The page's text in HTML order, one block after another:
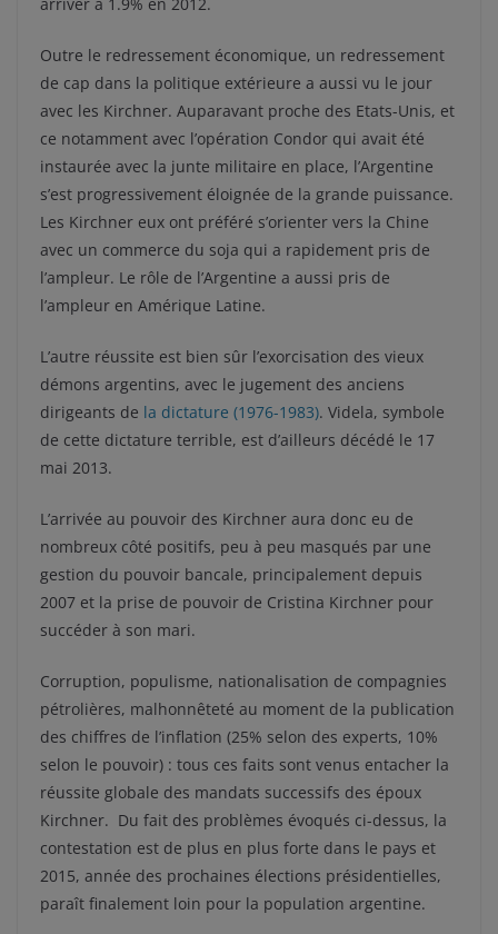
Outre le redressement économique, un redressement
de cap dans la politique extérieure a aussi vu le jour
avec les Kirchner. Auparavant proche des Etats-Unis, et
ce notamment avec l’opération Condor qui avait été
instaurée avec la junte militaire en place, l’Argentine
s’est progressivement éloignée de la grande puissance.
Les Kirchner eux ont préféré s’orienter vers la Chine
avec un commerce du soja qui a rapidement pris de
l’ampleur. Le rôle de l’Argentine a aussi pris de
l’ampleur en Amérique Latine.
L’autre réussite est bien sûr l’exorcisation des vieux
démons argentins, avec le jugement des anciens
dirigeants de la dictature (1976-1983). Videla, symbole
de cette dictature terrible, est d’ailleurs décédé le 17
mai 2013.
L’arrivée au pouvoir des Kirchner aura donc eu de
nombreux côté positifs, peu à peu masqués par une
gestion du pouvoir bancale, principalement depuis
2007 et la prise de pouvoir de Cristina Kirchner pour
succéder à son mari.
Corruption, populisme, nationalisation de compagnies
pétrolières, malhonnêteté au moment de la publication
des chiffres de l’inflation (25% selon des experts, 10%
selon le pouvoir) : tous ces faits sont venus entacher la
réussite globale des mandats successifs des époux
Kirchner. Du fait des problèmes évoqués ci-dessus, la
contestation est de plus en plus forte dans le pays et
2015, année des prochaines élections présidentielles,
paraît finalement loin pour la population argentine.